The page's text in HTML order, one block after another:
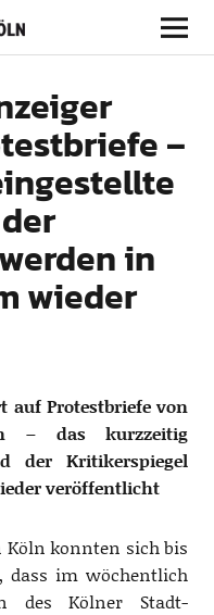
–
in
wieder
auf Protestbriefe von
– das kurzzeitig
der Kritikerspiegel
veröffentlicht
Köln konnten sich bis
dass im wöchentlich
des Kölner Stadt-